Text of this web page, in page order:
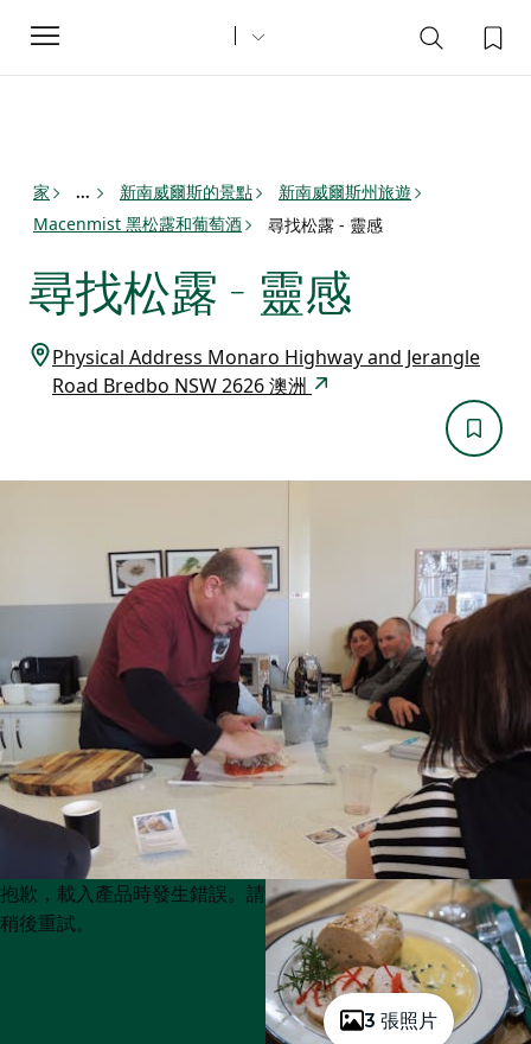
Toggle
navigation
家 ... 新南威爾斯的景點
新南威爾斯州旅遊
Macenmist 黑松露和葡萄酒
尋找松露 - 靈感
尋找松露 - 靈感
Physical Address Monaro Highway and Jerangle
Road Bredbo NSW 2626 澳洲
3 張照片
Product
List
Product
List
抱歉，載入產品時發生錯誤。請
稍後重試。